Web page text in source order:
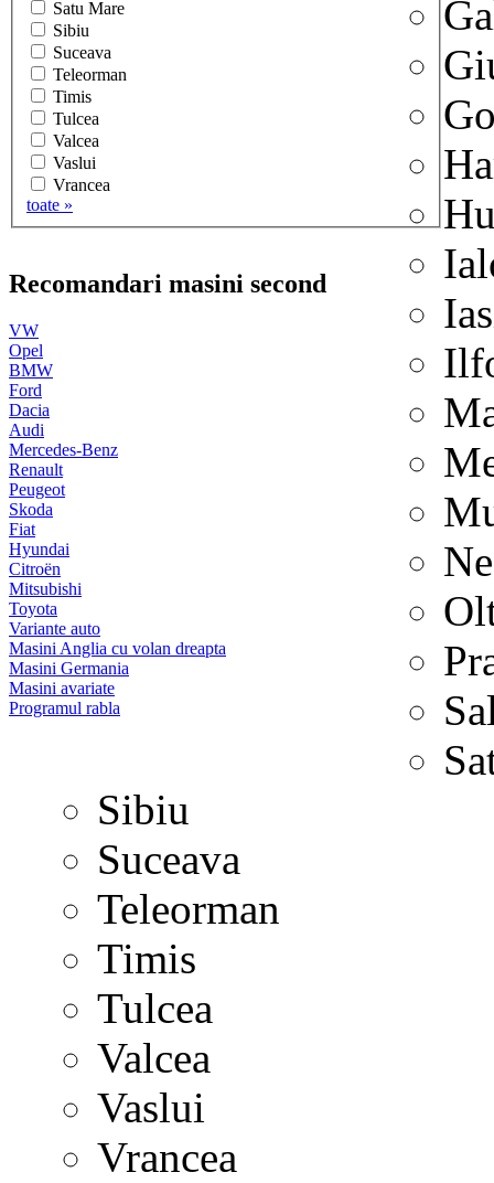
Satu Mare
Sibiu
Suceava
Teleorman
Timis
Tulcea
Valcea
Vaslui
Vrancea
toate »
Recomandari masini second
VW
Opel
BMW
Ford
Dacia
Audi
Mercedes-Benz
Renault
Peugeot
Skoda
Fiat
Hyundai
Citroën
Mitsubishi
Toyota
Variante auto
Masini Anglia cu volan dreapta
Masini Germania
Masini avariate
Programul rabla
Sibiu
Suceava
Teleorman
Timis
Tulcea
Valcea
Vaslui
Vrancea